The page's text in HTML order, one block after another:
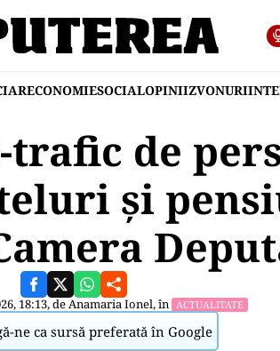
ECONOMIESOCIALOPINIIZVONURI
de
și
18:13, deAnamaria Ionel, în ACTUALITATE
ne ca sursă preferată în Google